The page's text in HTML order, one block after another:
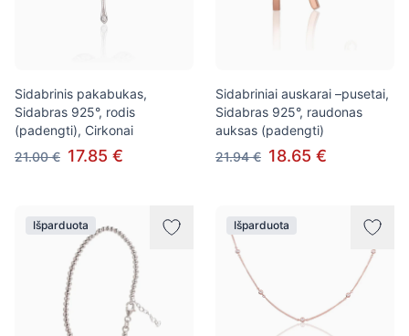
Sidabrinis pakabukas,
Sidabras 925°, rodis
(padengti), Cirkonai
21.00 € 17.85 €
Sidabriniai auskarai –pusetai,
Sidabras 925°, raudonas
auksas (padengti)
21.94 € 18.65 €
Išparduota Išparduota